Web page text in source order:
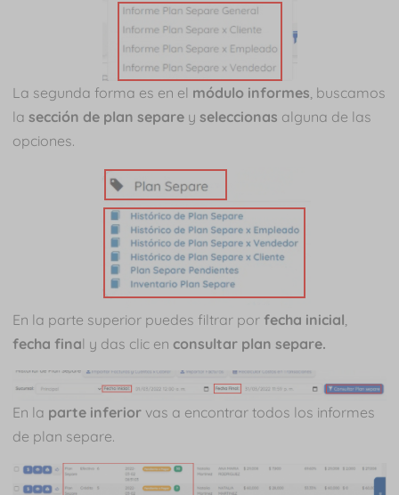
La segunda forma es en el módulo informes , buscamos
la sección de plan separe y seleccionas alguna de las
opciones.
En la parte superior puedes filtrar por fecha inicial
fecha final y das clic en consultar plan separe.
En la parte inferior vas a encontrar todos los informes
de plan separe.